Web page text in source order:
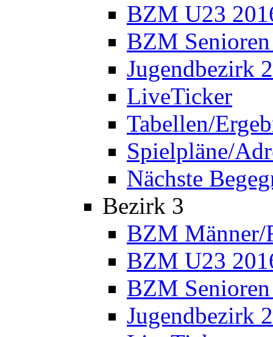
BZM U23
BZM
Jugendbezirk
LiveTicker
Tabellen/
Spielpläne/
Nächste
Bezirk 3
BZM Männer/
BZM U23
BZM
Jugendbezirk